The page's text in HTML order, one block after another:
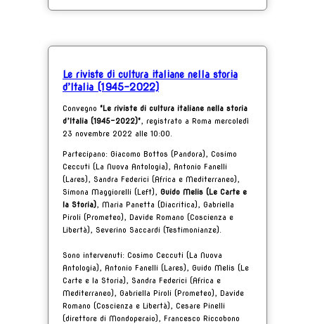
Le riviste di cultura italiane nella storia
d’Italia (1945-2022)
Convegno "Le riviste di cultura italiane nella storia
d’Italia (1945-2022)", registrato a Roma mercoledì
23 novembre 2022 alle 10:00.
Partecipano: Giacomo Bottos (Pandora), Cosimo
Ceccuti (La Nuova Antologia), Antonio Fanelli
(Lares), Sandra Federici (Africa e Mediterraneo),
Simona Maggiorelli (Left), Guido Melis (Le Carte e
la Storia), Maria Panetta (Diacritica), Gabriella
Piroli (Prometeo), Davide Romano (Coscienza e
Libertà), Severino Saccardi (Testimonianze).
Sono intervenuti: Cosimo Ceccuti (La Nuova
Antologia), Antonio Fanelli (Lares), Guido Melis (Le
Carte e la Storia), Sandra Federici (Africa e
Mediterraneo), Gabriella Piroli (Prometeo), Davide
Romano (Coscienza e Libertà), Cesare Pinelli
(direttore di Mondoperaio), Francesco Riccobono